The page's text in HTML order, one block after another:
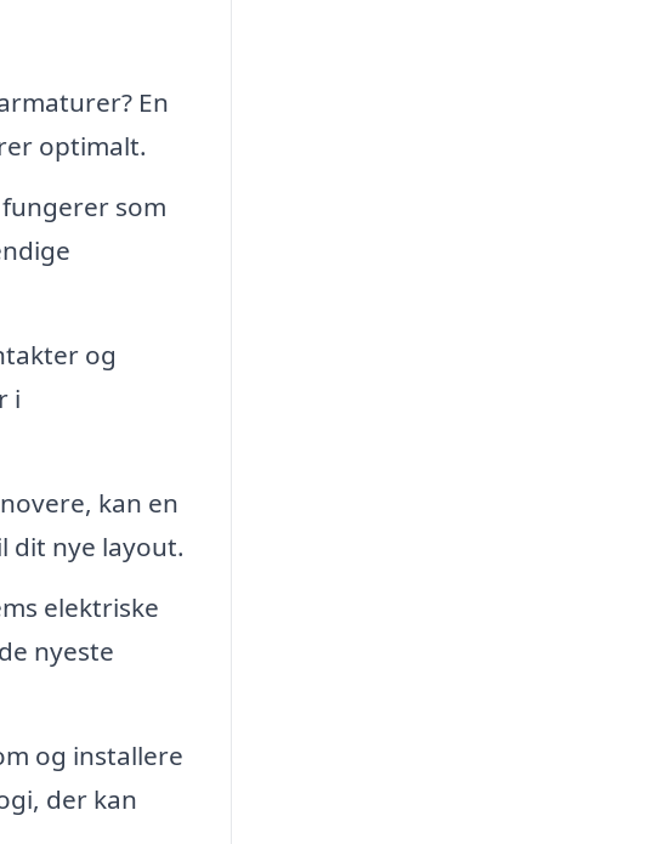
En
optimalt.
som
og
i
kan en
dit nye layout.
elektriske
nyeste
og installere
der kan